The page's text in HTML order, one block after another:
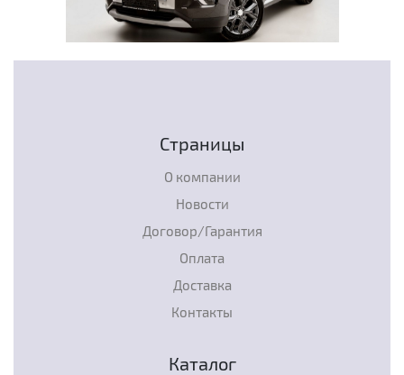
Страницы
О компании
Новости
Договор/Гарантия
Оплата
Доставка
Контакты
Каталог